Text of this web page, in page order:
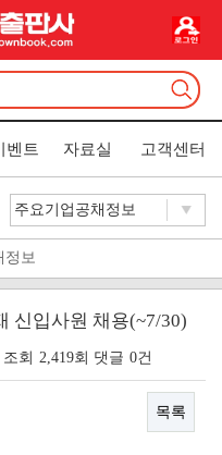
벤트 자료실 고객센터
정보
신입사원 채용(~7/30)
조회 2,419회 댓글 0건
목록